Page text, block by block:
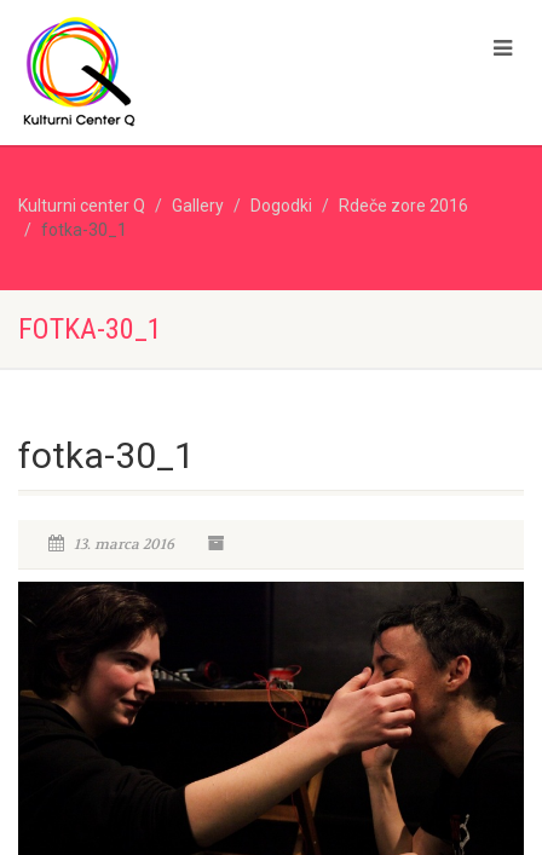
Kulturni center Q Gallery Dogodki
Rdeče zore 2016
fotka-30_1
FOTKA-30_1
fotka-30_1
13. marca 2016